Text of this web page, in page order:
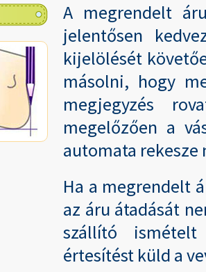
A megrendelt
jelentősen
kijelölését
másolni, hogy
megjegyzés
megelőzően a
automata
Ha a megrendelt
az áru átadását
szállító
értesítést küld a